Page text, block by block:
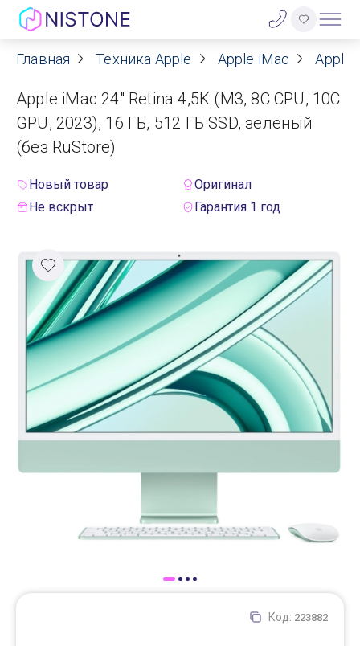
Акции
О нас
Блог
Договор оферты
Контакты
Гарантия
Оплата
Доставка
Самовывоз
Главная Техника Apple Apple iMac Apple
Apple iMac 24" Retina 4,5K (M3, 8C CPU, 10C
GPU, 2023), 16 ГБ, 512 ГБ SSD, зеленый
(без RuStore)
Новый товар
Оригинал
Не вскрыт
Гарантия 1 год
Код: 223882